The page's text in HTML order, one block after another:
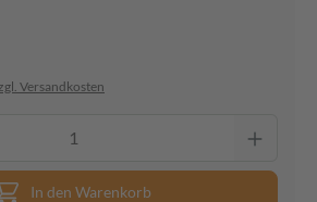
Versandkosten
In den Warenkorb